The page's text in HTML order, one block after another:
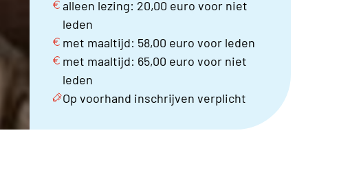
alleen lezing: 20,00 euro voor niet
leden
met maaltijd: 58,00 euro voor leden
met maaltijd: 65,00 euro voor niet
leden
Op voorhand inschrijven verplicht